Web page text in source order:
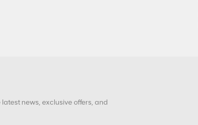
news, exclusive offers, and